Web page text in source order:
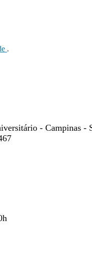
.
- Campinas -